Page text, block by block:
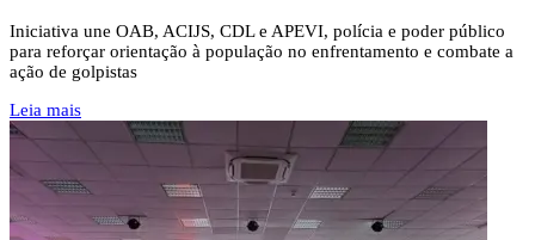
Iniciativa une OAB, ACIJS, CDL e APEVI, polícia e poder público
para reforçar orientação à população no enfrentamento e combate a
ação de golpistas
Leia mais